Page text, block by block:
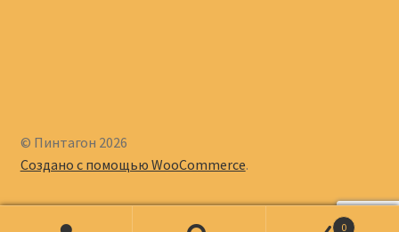
© Пинтагон 2026
Создано с помощью WooCommerce.
0